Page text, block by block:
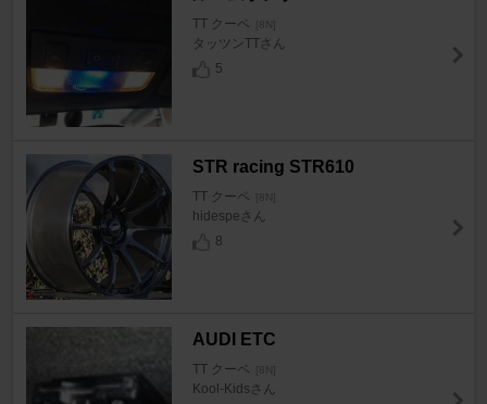
TT クーペ [8N]
タッツンTTさん
5
STR racing STR610
TT クーペ [8N]
hidespeさん
8
AUDI ETC
TT クーペ [8N]
Kool-Kidsさん